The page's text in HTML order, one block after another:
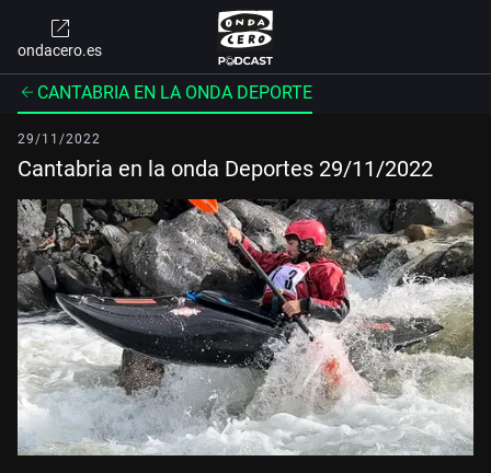
ondacero.es
CANTABRIA EN LA ONDA DEPORTE
29/11/2022
Cantabria en la onda Deportes 29/11/2022